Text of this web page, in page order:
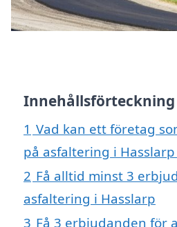
Innehållsförteckning
1 Vad kan ett företag
på asfaltering i
2 Få alltid minst 3
asfaltering i Hasslarp
3 Få 3 erbjudanden för